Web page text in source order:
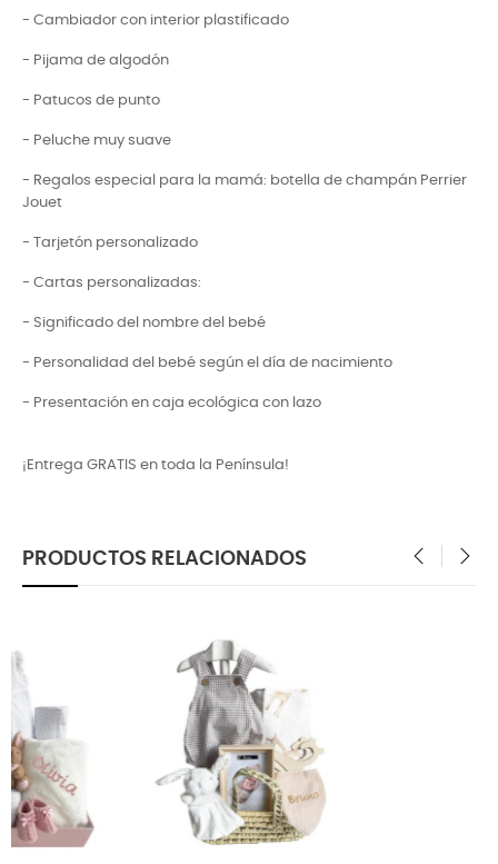
- Cambiador con interior plastificado
- Pijama de algodón
- Patucos de punto
- Peluche muy suave
- Regalos especial para la mamá: botella de champán Perrier
Jouet
- Tarjetón personalizado
- Cartas personalizadas:
- Significado del nombre del bebé
- Personalidad del bebé según el día de nacimiento
- Presentación en caja ecológica con lazo
¡Entrega GRATIS en toda la Península!
PRODUCTOS RELACIONADOS